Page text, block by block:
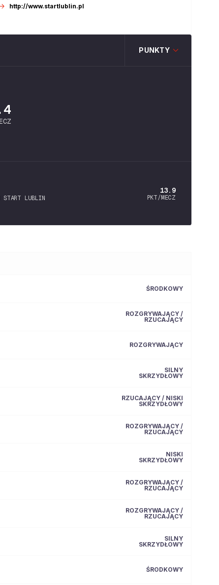
http://www.startlublin.pl
PUNKTY
START LUBLIN
13.9
PKT/MECZ
ŚRODKOWY
ROZGRYWAJĄCY /
RZUCAJĄCY
ROZGRYWAJĄCY
SILNY
SKRZYDŁOWY
RZUCAJĄCY / NISKI
SKRZYDŁOWY
ROZGRYWAJĄCY /
RZUCAJĄCY
NISKI
SKRZYDŁOWY
ROZGRYWAJĄCY /
RZUCAJĄCY
ROZGRYWAJĄCY /
RZUCAJĄCY
SILNY
SKRZYDŁOWY
ŚRODKOWY